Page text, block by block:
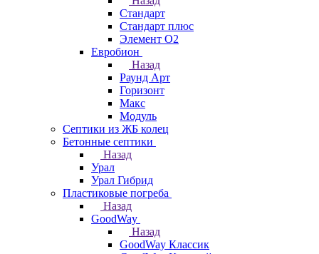
Стандарт
Стандарт плюс
Элемент О2
Евробион
Назад
Раунд Арт
Горизонт
Макс
Модуль
Септики из ЖБ колец
Бетонные септики
Назад
Урал
Урал Гибрид
Пластиковые погреба
Назад
GoodWay
Назад
GoodWay Классик